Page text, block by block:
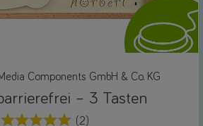
Components GmbH & Co. KG
– 3 Tasten
(2)